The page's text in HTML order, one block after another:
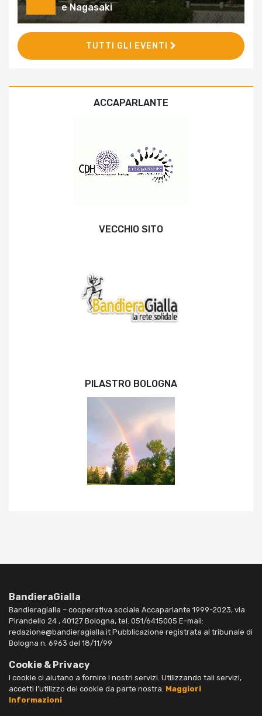
e Nagasaki
TUTTI GLI EVENTI
ACCAPARLANTE
VECCHIO SITO
PILASTRO BOLOGNA
BandieraGialla
Bandieragialla – cooperativa sociale Accaparlante 1999-2023, via
Pirandello 24 , 40127 Bologna, tel. 051/6415005 E-mail:
redazione@bandieragialla.it Pubblicazione registrata al tribunale di
Bologna n. 6963 del 18/11/99
Cookie & Privacy
I cookie ci aiutano a fornire i nostri servizi. Utilizzando tali servizi,
accetti l’utilizzo dei cookie da parte nostra. Maggiori
Informazioni